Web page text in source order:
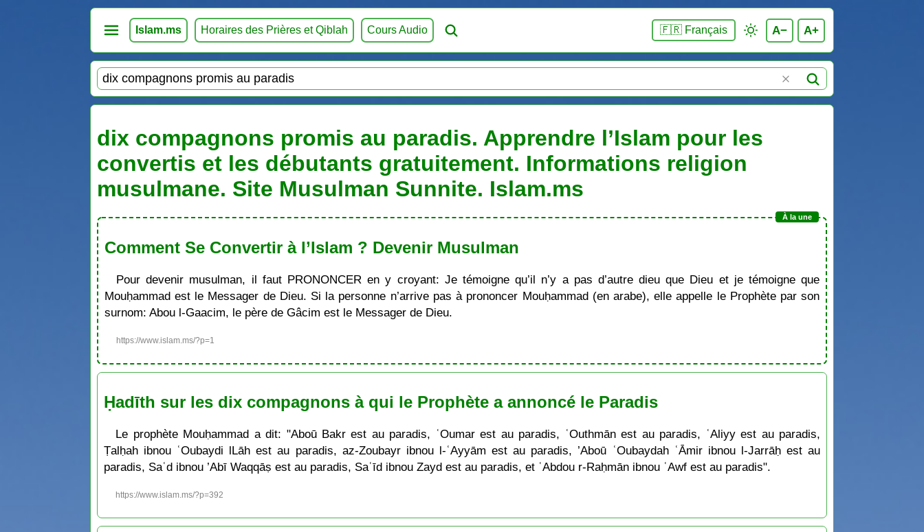
Islam.ms Horaires des Prières et Qiblah Cours Audio 🇫🇷 Français A− A+
dix compagnons promis au paradis. Apprendre l’Islam pour les
convertis et les débutants gratuitement. Informations religion
musulmane. Site Musulman Sunnite. Islam.ms
Comment Se Convertir à l’Islam ? Devenir Musulman
Pour devenir musulman, il faut PRONONCER en y croyant: Je témoigne qu’il n’y a pas d’autre dieu que Dieu et je témoigne que
Mouḥammad est le Messager de Dieu. Si la personne n’arrive pas à prononcer Mouḥammad (en arabe), elle appelle le Prophète par son
surnom: Abou l-Gaacim, le père de Gâcim est le Messager de Dieu.
https://www.islam.ms/?p=1
Ḥadīth sur les dix compagnons à qui le Prophète a annoncé le Paradis
Le prophète Mouḥammad a dit: "Aboū Bakr est au paradis, ʿOumar est au paradis, ʿOuthmān est au paradis, ʿAliyy est au paradis,
Ṭalḥah ibnou ʿOubaydi lLāh est au paradis, az-Zoubayr ibnou l-ʿAyyām est au paradis, ’Aboū ʿOubaydah ʿĀmir ibnou l-Jarrāḥ est au
paradis, Saʿd ibnou ’Abī Waqqāṣ est au paradis, Saʿīd ibnou Zayd est au paradis, et ʿAbdou r-Raḥmān ibnou ʿAwf est au paradis".
https://www.islam.ms/?p=392